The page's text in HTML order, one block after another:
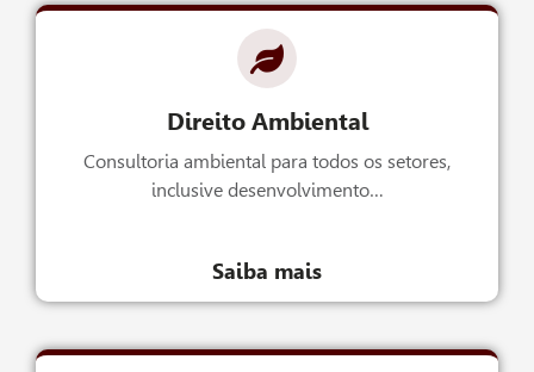
Direito Ambiental
Consultoria ambiental para todos os setores,
inclusive desenvolvimento…
Saiba mais